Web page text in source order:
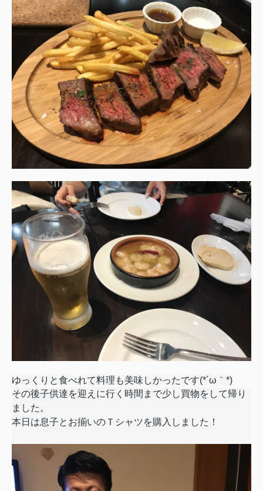
ゆっくりと食べれて料理も美味しかったです(*´ω｀*)
その後子供達を迎えに行く時間まで少し買物をして帰り
ました。
本日は息子とお揃いのＴシャツを購入しました！